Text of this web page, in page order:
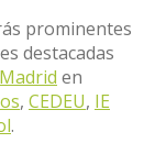
prominentes
destacadas
en
, CEDEU, IE
.